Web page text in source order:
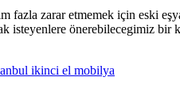
zarar etmemek için eski
isteyenlere önerebilecegimiz bir
ikinci el mobilya